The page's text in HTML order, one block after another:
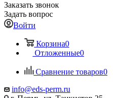
Заказать звонок
Задать вопрос
Войти
Корзина0
Отложенные0
Сравнение товаров0
info@eds-perm.ru